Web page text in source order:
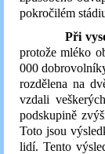
pokročilém
Při
protože mléko
000
rozdělena na
vzdali
podskupině
Toto jsou
lidí. Tento